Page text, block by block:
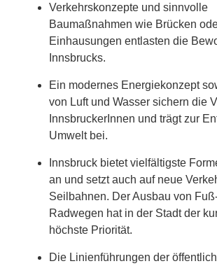
Verkehrskonzepte und sinnvolle
Baumaßnahmen wie Brücken
Einhausungen entlasten die
Innsbrucks.
Ein modernes Energiekonzept
von Luft und Wasser sichern die
InnsbruckerInnen und trägt zur
Umwelt bei.
Innsbruck bietet vielfältigste
an und setzt auch auf neue
Seilbahnen. Der Ausbau von
Radwegen hat in der Stadt der
höchste Priorität.
Die Linienführungen der